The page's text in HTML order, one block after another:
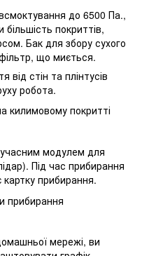
до 6500 Па.,
покриттів,
Бак для збору сухого
що миється.
від стін та плінтусів
робота.
модулем для
Під час прибирання
прибирання.
мережі, ви